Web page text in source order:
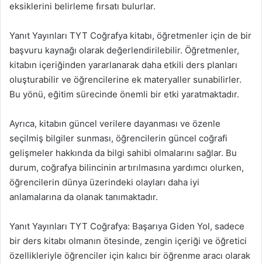
eksiklerini belirleme fırsatı bulurlar.
Yanıt Yayınları TYT Coğrafya kitabı, öğretmenler için de bir
başvuru kaynağı olarak değerlendirilebilir. Öğretmenler,
kitabın içeriğinden yararlanarak daha etkili ders planları
oluşturabilir ve öğrencilerine ek materyaller sunabilirler.
Bu yönü, eğitim sürecinde önemli bir etki yaratmaktadır.
Ayrıca, kitabın güncel verilere dayanması ve özenle
seçilmiş bilgiler sunması, öğrencilerin güncel coğrafi
gelişmeler hakkında da bilgi sahibi olmalarını sağlar. Bu
durum, coğrafya bilincinin artırılmasına yardımcı olurken,
öğrencilerin dünya üzerindeki olayları daha iyi
anlamalarına da olanak tanımaktadır.
Yanıt Yayınları TYT Coğrafya: Başarıya Giden Yol, sadece
bir ders kitabı olmanın ötesinde, zengin içeriği ve öğretici
özellikleriyle öğrenciler için kalıcı bir öğrenme aracı olarak